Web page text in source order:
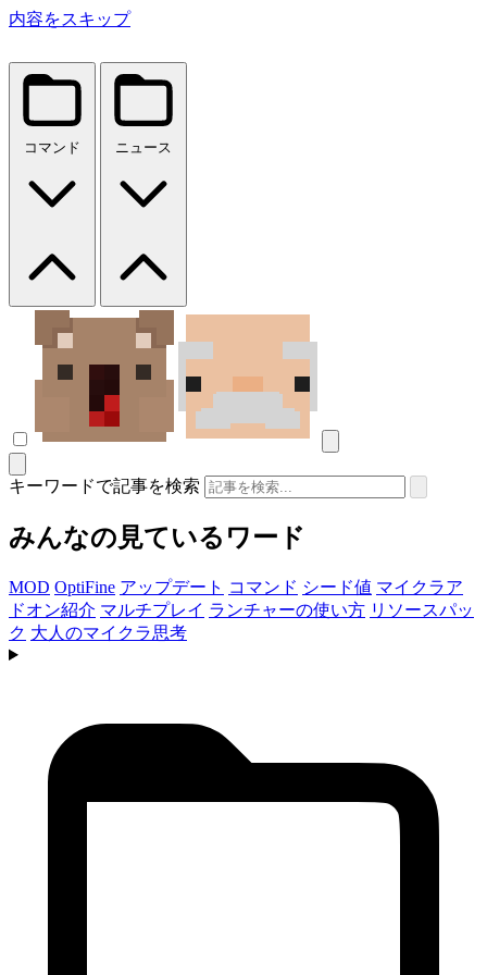
内容をスキップ
コマンド ニュース
キーワードで記事を検索
みんなの見ているワード
MOD OptiFine アップデート コマンド シード値 マイクラア
ドオン紹介 マルチプレイ ランチャーの使い方 リソースパッ
ク 大人のマイクラ思考